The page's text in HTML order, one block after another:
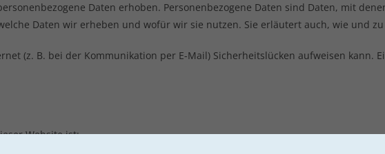
Daten erhoben. Personenbezogene Daten sind Daten, mit
Daten wir erheben und wofür wir sie nutzen. Sie erläutert auch, wie und zu
(z. B. bei der Kommunikation per E-Mail) Sicherheitslücken aufweisen kann.
Website ist: